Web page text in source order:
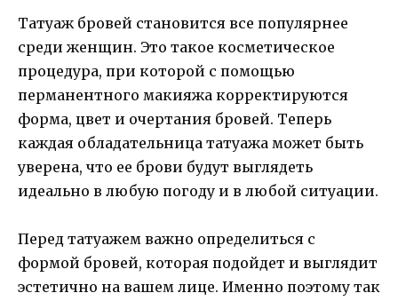
Татуаж бровей становится все популярнее
среди женщин. Это такое косметическое
процедура, при которой с помощью
перманентного макияжа корректируются
форма, цвет и очертания бровей. Теперь
каждая обладательница татуажа может быть
уверена, что ее брови будут выглядеть
идеально в любую погоду и в любой ситуации.
Перед татуажем важно определиться с
формой бровей, которая подойдет и выглядит
эстетично на вашем лице. Именно поэтому так